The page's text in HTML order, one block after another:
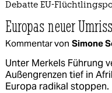
Debatte EU-
Europas neuer Umriss
Kommentar von Simone
Unter Merkels Führung
Außengrenzen tief in
Europa radikal stoppen.